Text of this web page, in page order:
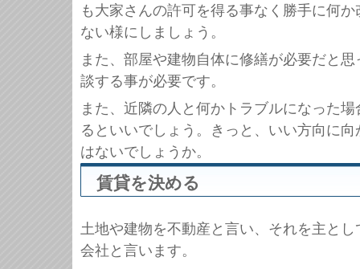
も大家さんの許可を得る事なく勝手に何
ない様にしましょう。
また、部屋や建物自体に修繕が必要だと
談する事が必要です。
また、近隣の人と何かトラブルになった
るといいでしょう。きっと、いい方向に
はないでしょうか。
賃貸を決める
土地や建物を不動産と言い、それを主と
会社と言います。